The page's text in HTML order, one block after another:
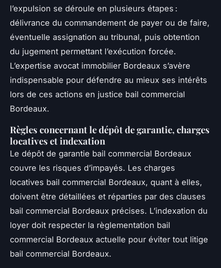
l’expulsion se déroule en plusieurs étapes :
délivrance du commandement de payer ou de faire,
éventuelle assignation au tribunal, puis obtention
du jugement permettant l’exécution forcée.
L’expertise avocat immobilier Bordeaux s’avère
indispensable pour défendre au mieux ses intérêts
lors de ces actions en justice bail commercial
Bordeaux.
Règles concernant le dépôt de garantie, charges
locatives et indexation
Le dépôt de garantie bail commercial Bordeaux
couvre les risques d’impayés. Les charges
locatives bail commercial Bordeaux, quant à elles,
doivent être détaillées et réparties par des clauses
bail commercial Bordeaux précises. L’indexation du
loyer doit respecter la règlementation bail
commercial Bordeaux actuelle pour éviter tout litige
bail commercial Bordeaux.